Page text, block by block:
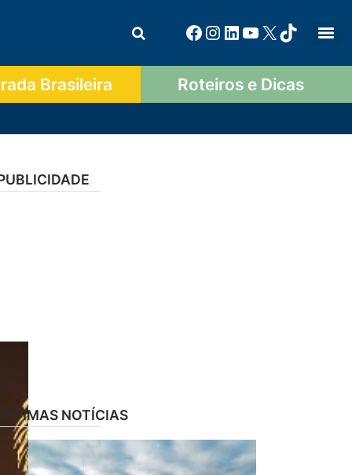
Brasileira Roteiros e Dicas
ÚLTIMAS NOTÍCIAS